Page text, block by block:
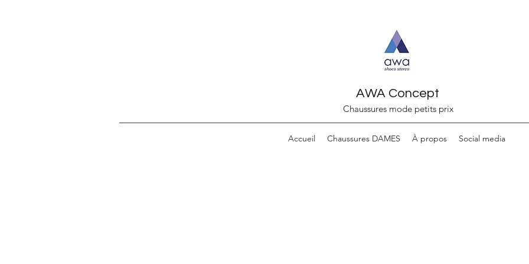
AWA Concept
Chaussures mode petits prix
Accueil Chaussures DAMES À propos Social media